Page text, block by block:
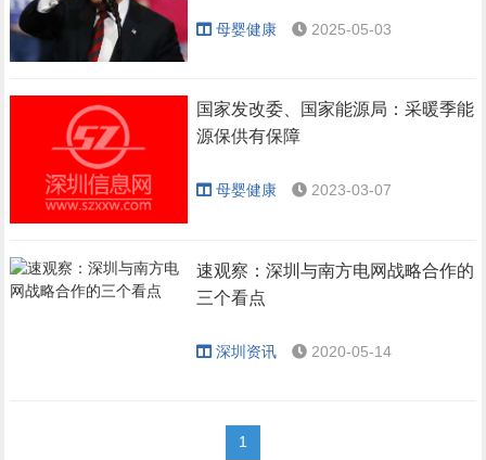
母婴健康 2025-05-03
国家发改委、国家能源局：采暖季能
源保供有保障
母婴健康 2023-03-07
速观察：深圳与南方电网战略合作的
三个看点
深圳资讯 2020-05-14
1